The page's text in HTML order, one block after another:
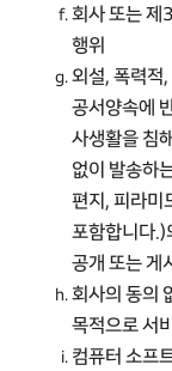
회사 또는 제
행위
외설, 폭력적
공서양속에
사생활을 침
없이 발송하
편지, 피라미
포함합니다.)
공개 또는 게
회사의 동의
목적으로 서
컴퓨터 소프